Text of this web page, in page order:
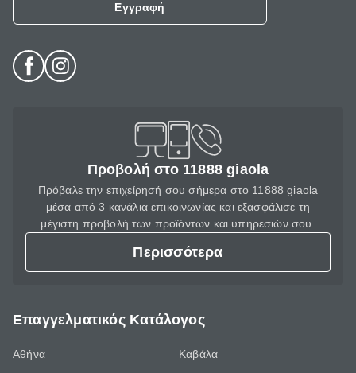
Εγγραφή
Προβολή στο 11888 giaola
Πρόβαλε την επιχείρησή σου σήμερα στο 11888 giaola
μέσα από 3 κανάλια επικοινωνίας και εξασφάλισε τη
μέγιστη προβολή των προϊόντων και υπηρεσιών σου.
Περισσότερα
Επαγγελματικός Κατάλογος
Αθήνα
Καβάλα